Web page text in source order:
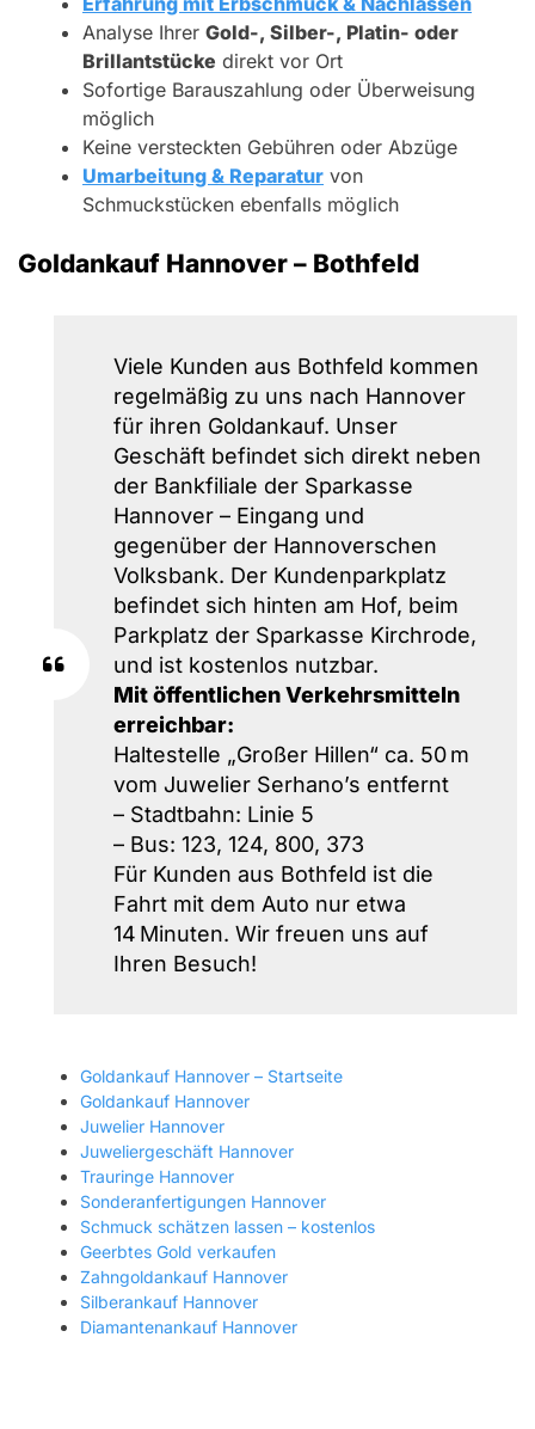
Analyse Ihrer Gold-, Silber-, Platin- oder
Brillantstücke direkt vor Ort
Sofortige Barauszahlung oder Überweisung
möglich
Keine versteckten Gebühren oder Abzüge
Umarbeitung & Reparatur von
Schmuckstücken ebenfalls möglich
Goldankauf Hannover – Bothfeld
Viele Kunden aus Bothfeld kommen
regelmäßig zu uns nach Hannover
für ihren Goldankauf. Unser
Geschäft befindet sich direkt neben
der Bankfiliale der Sparkasse
Hannover – Eingang und
gegenüber der Hannoverschen
Volksbank. Der Kundenparkplatz
befindet sich hinten am Hof, beim
Parkplatz der Sparkasse Kirchrode,
und ist kostenlos nutzbar.
Mit öffentlichen Verkehrsmitteln
erreichbar:
Haltestelle „Großer Hillen“ ca. 50 m
vom Juwelier Serhano’s entfernt
– Stadtbahn: Linie 5
– Bus: 123, 124, 800, 373
Für Kunden aus Bothfeld ist die
Fahrt mit dem Auto nur etwa
14 Minuten. Wir freuen uns auf
Ihren Besuch!
Goldankauf Hannover – Startseite
Goldankauf Hannover
Juwelier Hannover
Juweliergeschäft Hannover
Trauringe Hannover
Sonderanfertigungen Hannover
Schmuck schätzen lassen – kostenlos
Geerbtes Gold verkaufen
Zahngoldankauf Hannover
Silberankauf Hannover
Diamantenankauf Hannover